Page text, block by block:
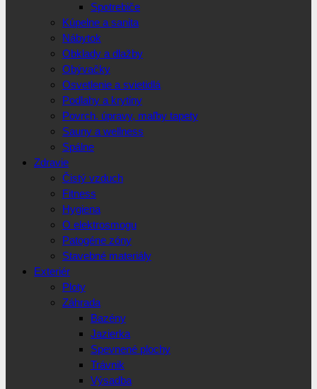
Spotrebiče
Kúpelne a sanita
Nábytok
Obklady a dlažby
Obývačky
Osvetlenie a svietidlá
Podlahy a krytiny
Povrch. úpravy, maľby tapety
Sauny a wellness
Spálne
Zdravie
Čistý vzduch
Fitness
Hygiena
O elektrosmogu
Patogéne zóny
Stavebné materiály
Exteriér
Ploty
Záhrada
Bazény
Jazierka
Spevnené plochy
Trávnik
Výsadba